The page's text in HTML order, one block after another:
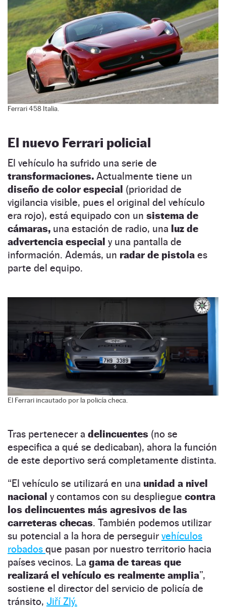
Ferrari 458 Italia.
El nuevo Ferrari policial
El vehículo ha sufrido una serie de
transformaciones. Actualmente tiene un
diseño de color especial (prioridad de
vigilancia visible, pues el original del vehículo
era rojo), está equipado con un sistema de
cámaras, una estación de radio, una luz de
advertencia especial y una pantalla de
información. Además, un radar de pistola es
parte del equipo.
El Ferrari incautado por la policía checa.
Tras pertenecer a delincuentes (no se
especifica a qué se dedicaban), ahora la función
de este deportivo será completamente distinta.
“El vehículo se utilizará en una unidad a nivel
nacional y contamos con su despliegue contra
los delincuentes más agresivos de las
carreteras checas. También podemos utilizar
su potencial a la hora de perseguir vehículos
robados que pasan por nuestro territorio hacia
países vecinos. La gama de tareas que
realizará el vehículo es realmente amplia”,
sostiene el director del servicio de policía de
tránsito, Jiří Zlý.